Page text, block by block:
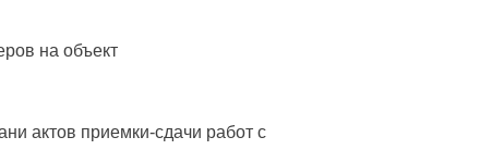
на объект
актов приемки-сдачи работ с